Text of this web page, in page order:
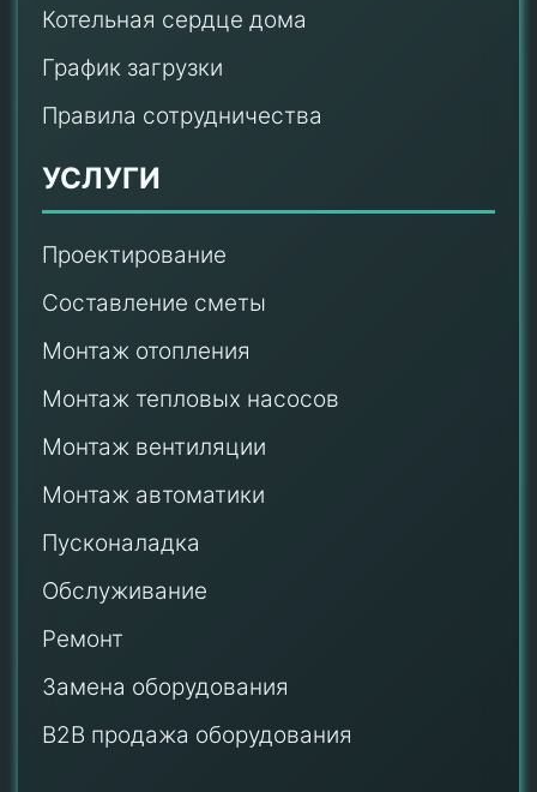
Котельная сердце дома
График загрузки
Правила сотрудничества
УСЛУГИ
Проектирование
Составление сметы
Монтаж отопления
Монтаж тепловых насосов
Монтаж вентиляции
Монтаж автоматики
Пусконаладка
Обслуживание
Ремонт
Замена оборудования
B2B продажа оборудования